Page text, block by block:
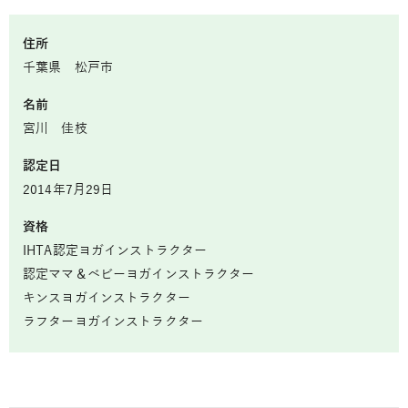
住所
千葉県 松戸市
名前
宮川 佳枝
認定日
2014年7月29日
資格
IHTA認定ヨガインストラクター
認定ママ＆ベビーヨガインストラクター
キンスヨガインストラクター
ラフターヨガインストラクター